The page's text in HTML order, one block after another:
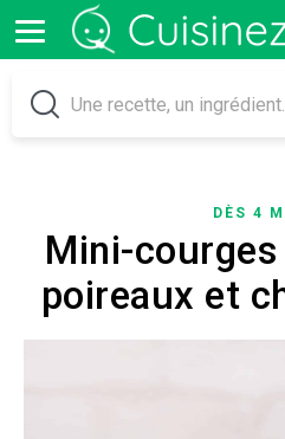
DÈS 4
Mini-
poireaux et